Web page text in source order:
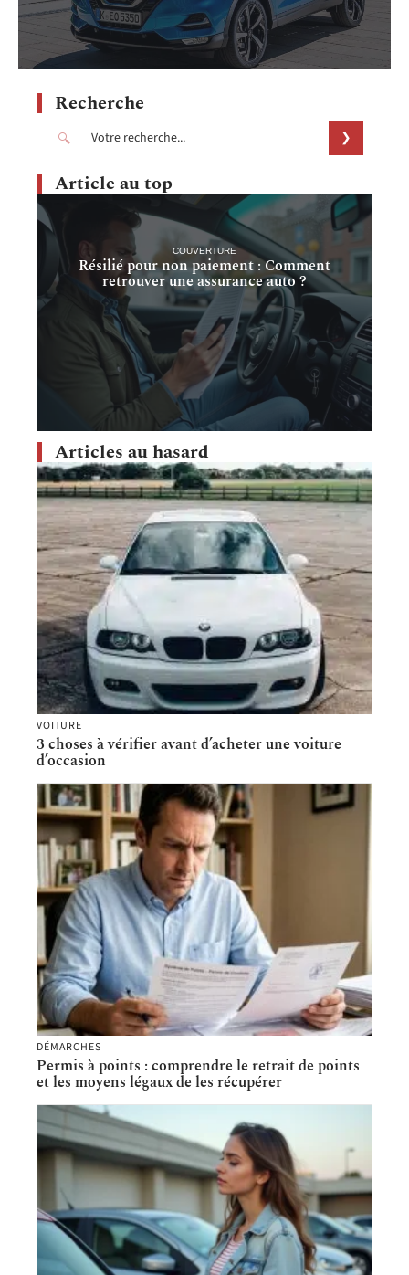
Recherche
Article au top
COUVERTURE
Résilié pour non paiement : Comment
retrouver une assurance auto ?
Articles au hasard
VOITURE
3 choses à vérifier avant d’acheter une voiture
d’occasion
DÉMARCHES
Permis à points : comprendre le retrait de points
et les moyens légaux de les récupérer